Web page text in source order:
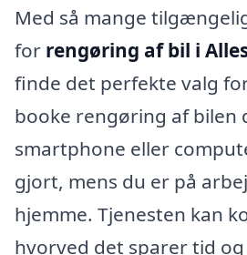
Med så mange
for rengøring af bil i
finde det perfekte valg
booke rengøring af bilen
smartphone eller
gjort, mens du er på
hjemme. Tjenesten kan
hvorved det sparer tid